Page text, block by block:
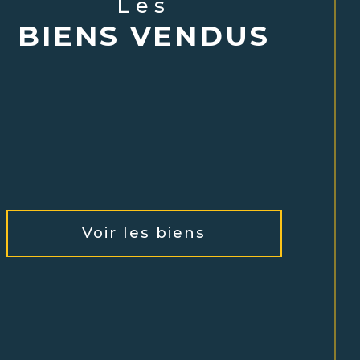
Les
BIENS VENDUS
Voir les biens